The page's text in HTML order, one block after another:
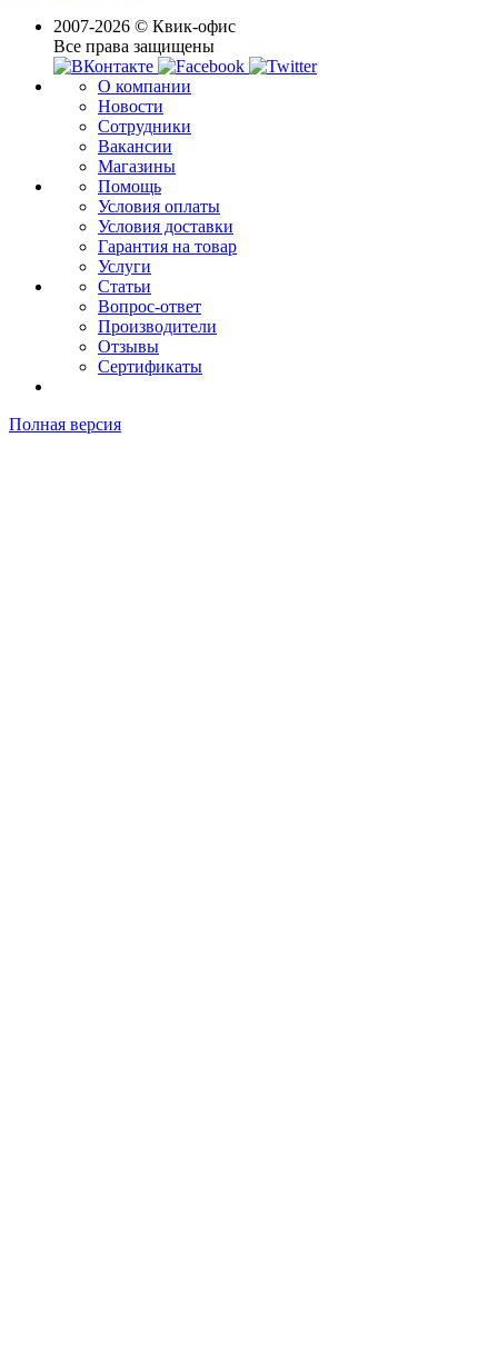
2007-2026 © Квик-офис
Все права защищены
О компании
Новости
Сотрудники
Вакансии
Магазины
Помощь
Условия оплаты
Условия доставки
Гарантия на товар
Услуги
Статьи
Вопрос-ответ
Производители
Отзывы
Сертификаты
Полная версия